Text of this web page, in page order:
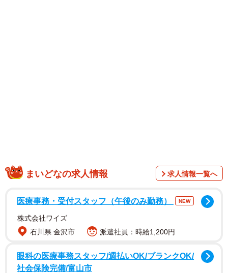
「１０年なんも買わずに通える神経が分からんすわ」
「あ…俺は前の店でそういう奴を叩き出しましたよ。１０
年も掛けなかったかな？２、３年で叩き出しました」
まいどなの求人情報 求人情報一覧へ
医療事務・受付スタッフ（午後のみ勤務） NEW
株式会社ワイズ
石川県 金沢市
派遣社員：時給1,200円
眼科の医療事務スタッフ/週払いOK/ブランクOK/
社会保険完備/富山市